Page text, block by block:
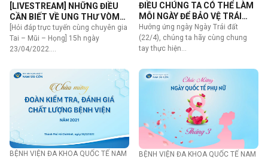
[LIVESTREAM] NHỮNG ĐIỀU
CẦN BIẾT VỀ UNG THƯ VÒM
MŨI HỌNG
[Hỏi đáp trực tuyến cùng chuyên gia
Tai – Mũi – Họng] 15h ngày
23/04/2022.…
ĐIỀU CHÚNG TA CÓ THỂ LÀM
MỖI NGÀY ĐỂ BẢO VỆ TRÁI
ĐẤT
Hưởng ứng ngày Ngày Trái đất
(22/4), chúng ta hãy cùng chung
tay thực hiện…
BỆNH VIỆN ĐA KHOA QUỐC TẾ NAM
BỆNH VIỆN ĐA KHOA QUỐC TẾ NAM